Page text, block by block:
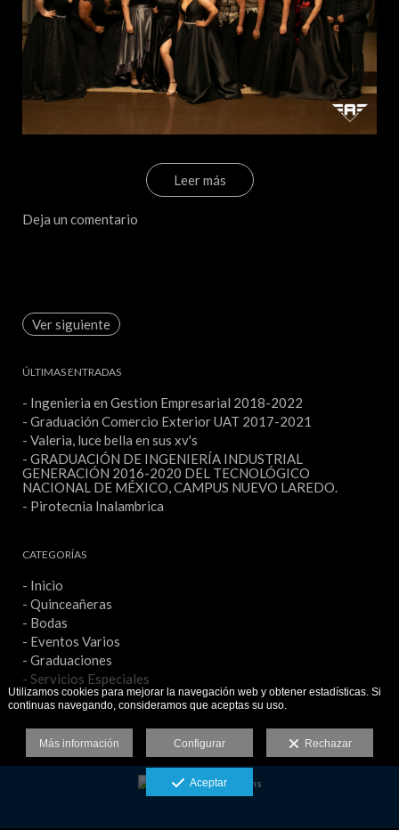
Leer más
Deja un comentario
Ver siguiente
ÚLTIMAS ENTRADAS
- Ingenieria en Gestion Empresarial 2018-2022
- Graduación Comercio Exterior UAT 2017-2021
- Valeria, luce bella en sus xv's
- GRADUACIÓN DE INGENIERÍA INDUSTRIAL
GENERACIÓN 2016-2020 DEL TECNOLÓGICO
NACIONAL DE MÉXICO, CAMPUS NUEVO LAREDO.
- Pirotecnia Inalambrica
CATEGORÍAS
- Inicio
- Quinceañeras
- Bodas
- Eventos Varios
- Graduaciones
- Servicios Especiales
Utilizamos cookies para mejorar la navegación web y obtener estadísticas. Si
continuas navegando, consideramos que aceptas su uso.
Más información Configurar Rechazar
Aceptar